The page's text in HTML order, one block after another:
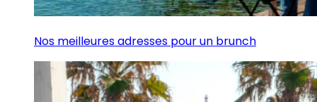
Nos meilleures adresses pour un brunch